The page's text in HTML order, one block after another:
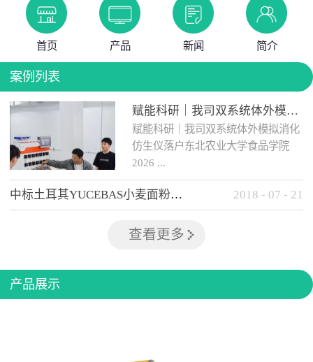
首页 产品 新闻 简介
案例列表
赋能科研｜我司双系统体外模拟消化仿生仪落户东北农业大学食品学院
赋能科研｜我司双系统体外模拟消化
仿生仪落户东北农业大学食品学院
2026 ...
年 5 月 12日，我司自主研发的...
中标土耳其YUCEBAS小麦面粉检测设备 2018 - 07 - 21
查看更多
产品展示